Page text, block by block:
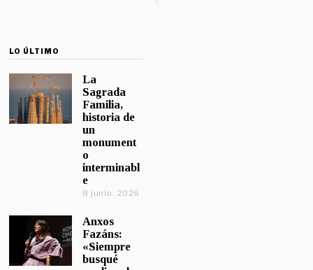
LO ÚLTIMO
La
Sagrada
Familia,
historia de
un
monument
o
interminabl
e
8 junio, 2026
Anxos
Fazáns:
«Siempre
busqué